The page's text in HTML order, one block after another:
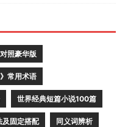
照豪华版
》常用术语
世界经典短篇小说100篇
及固定搭配 同义词辨析